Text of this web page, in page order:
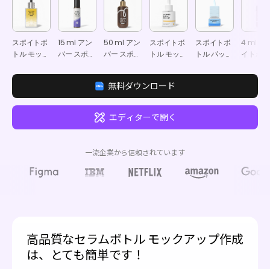
スポイトボ
トル モック
15 ml アン
バー スポイ
ックアップ
50 ml アン
バー スポイ
ックアップ
スポイトボ
トル モック
スポイトボ
トル パッケ
アップ
4 ml ス
イトボ
モック
無料ダウンロード
エディターで開く
一流企業から信頼されています
高品質なセラムボトル モックアップ作成
は、とても簡単です！